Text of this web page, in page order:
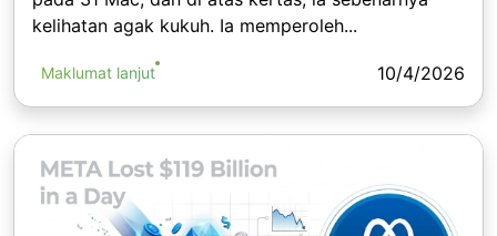
kelihatan agak kukuh. Ia memperoleh...
Maklumat lanjut 10/4/2026